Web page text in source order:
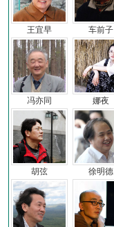
王宜早 车前子
冯亦同 娜夜
胡弦 徐明德